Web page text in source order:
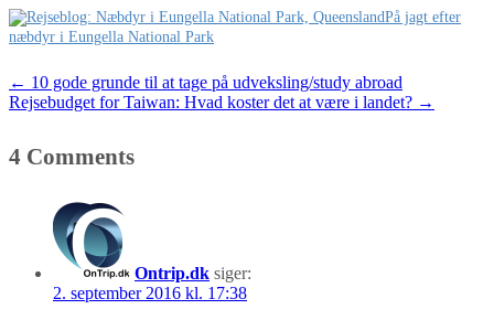
På jagt efter
næbdyr i Eungella National Park
Post
← 10 gode grunde til at tage på udveksling/study abroad
Rejsebudget for Taiwan: Hvad koster det at være i landet? →
4 Comments
Ontrip.dk siger:
2. september 2016 kl. 17:38